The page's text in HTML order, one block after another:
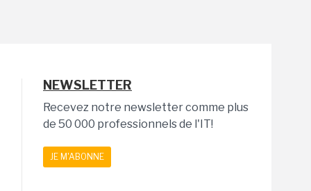
NEWSLETTER
Recevez notre newsletter comme plus
de 50 000 professionnels de l'IT!
JE M'ABONNE